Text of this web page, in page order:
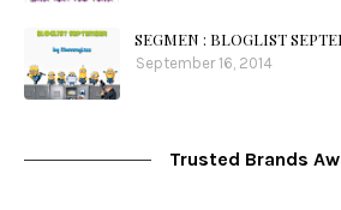
SEGMEN : BLOGLIST
September 16, 2014
Trusted Brands